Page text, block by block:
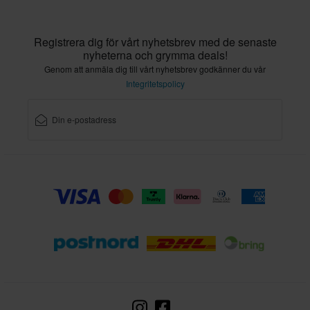
En länk på kedjan motsvarar en justering på 8-10mm vid
axelblocket.
Behöver du 1 länk längre kedja och har möjlighet att justera 8-
längre o slippa att kapa kedjan.
Registrera dig för vårt nyhetsbrev med de senaste
nyheterna och grymma deals!
Genom att anmäla dig till vårt nyhetsbrev godkänner du vår
Integritetspolicy